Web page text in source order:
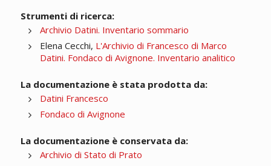
Strumenti di ricerca:
Archivio Datini. Inventario sommario
Elena Cecchi, L'Archivio di Francesco di Marco
Datini. Fondaco di Avignone. Inventario analitico
La documentazione è stata prodotta da:
Datini Francesco
Fondaco di Avignone
La documentazione è conservata da:
Archivio di Stato di Prato